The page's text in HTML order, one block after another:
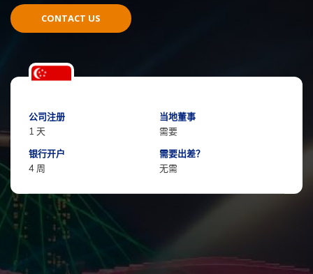
CONTACT US
公司注册
1 天
当地董事
需要
银行开户
4 周
需要出差？
无需